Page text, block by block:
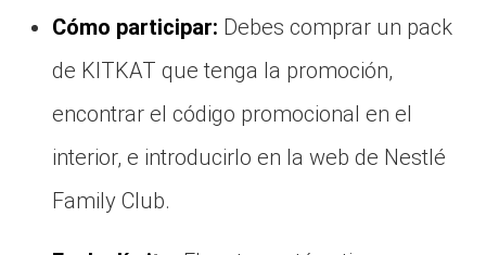
Cómo participar: Debes comprar un pack
de KITKAT que tenga la promoción,
encontrar el código promocional en el
interior, e introducirlo en la web de Nestlé
Family Club.